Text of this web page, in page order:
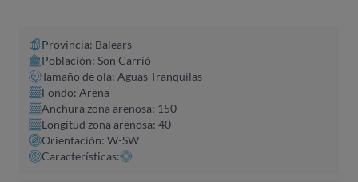
Provincia: Balears
Población: Son Carrió
Tamaño de ola: Aguas Tranquilas
Fondo: Arena
Anchura zona arenosa: 150
Longitud zona arenosa: 40
Orientación: W-SW
Características: